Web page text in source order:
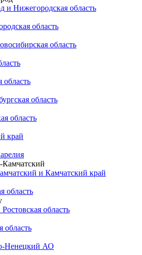
Нижегородская область
область
область
область
область
край
и Камчатский край
область
область
область
Ненецкий АО